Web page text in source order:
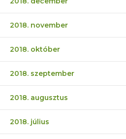
2018. november
2018. október
2018. szeptember
2018. augusztus
2018. július